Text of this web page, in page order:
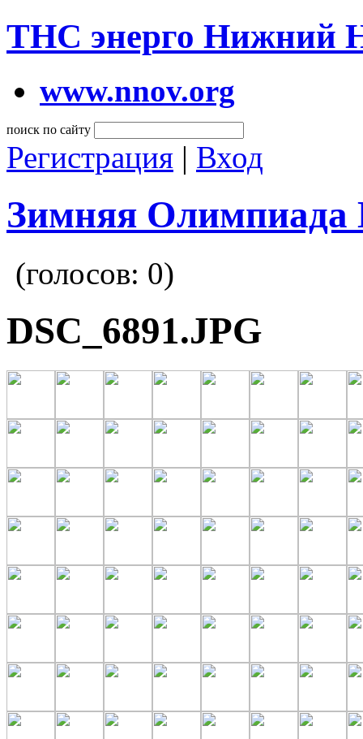
ТНС энерго Нижний
www.nnov.org
поиск по сайту
Регистрация | Вход
Зимняя Олимпиада
(голосов: 0)
DSC_6891.JPG